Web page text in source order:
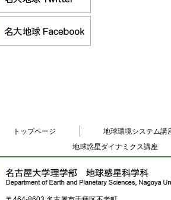
トップページ 地球環境システム講
地球惑星ダイナミクス講座